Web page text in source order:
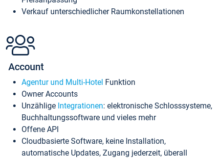
Verkauf unterschiedlicher Raumkonstellationen
Account
Agentur und Multi-Hotel Funktion
Owner Accounts
Unzählige Integrationen: elektronische Schlosssysteme,
Buchhaltungssoftware und vieles mehr
Offene API
Cloudbasierte Software, keine Installation,
automatische Updates, Zugang jederzeit, überall